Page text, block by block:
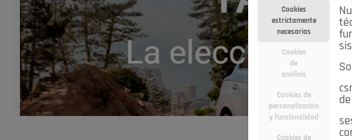
Cookies
estrictamente
necesarias
Cookies
de
análisis
Cookies de
personalización
y funcionalidad
Cookies de